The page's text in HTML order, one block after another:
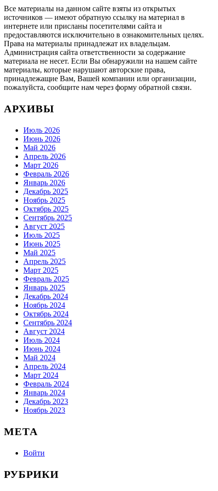
Все материалы на данном сайте взяты из открытых
источников — имеют обратную ссылку на материал в
интернете или присланы посетителями сайта и
предоставляются исключительно в ознакомительных целях.
Права на материалы принадлежат их владельцам.
Администрация сайта ответственности за содержание
материала не несет. Если Вы обнаружили на нашем сайте
материалы, которые нарушают авторские права,
принадлежащие Вам, Вашей компании или организации,
пожалуйста, сообщите нам через форму обратной связи.
АРХИВЫ
Июль 2026
Июнь 2026
Май 2026
Апрель 2026
Март 2026
Февраль 2026
Январь 2026
Декабрь 2025
Ноябрь 2025
Октябрь 2025
Сентябрь 2025
Август 2025
Июль 2025
Июнь 2025
Май 2025
Апрель 2025
Март 2025
Февраль 2025
Январь 2025
Декабрь 2024
Ноябрь 2024
Октябрь 2024
Сентябрь 2024
Август 2024
Июль 2024
Июнь 2024
Май 2024
Апрель 2024
Март 2024
Февраль 2024
Январь 2024
Декабрь 2023
Ноябрь 2023
МЕТА
Войти
РУБРИКИ